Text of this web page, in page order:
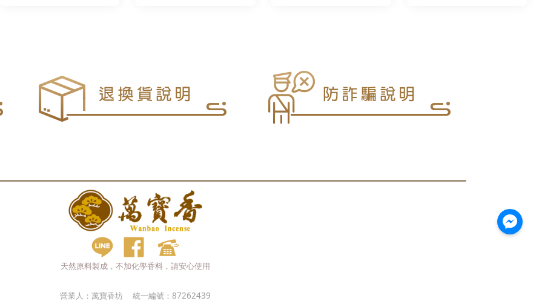
天然原料製成，不加化學香料，請安心使用
營業人： 萬寶香坊 統一編號： 87262439